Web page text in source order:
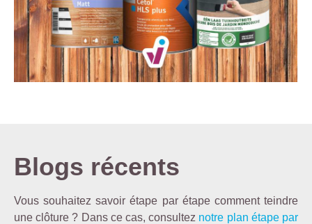
Blogs récents
Vous souhaitez savoir étape par étape comment teindre
une clôture ? Dans ce cas, consultez notre plan étape par